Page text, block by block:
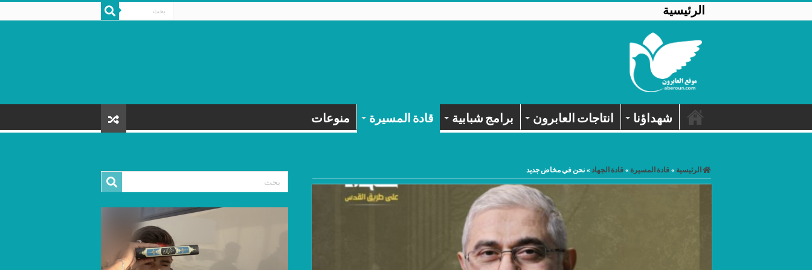
الرئيسية
شهداؤنا انتاجات العابرون برامج شبابية قادة المسيرة منوعات
الرئيسية »قادة المسيرة »قادة الجهاد»نحن في مخاض جديد